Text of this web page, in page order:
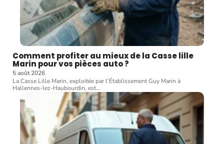
Comment profiter au mieux de la Casse lille
Marin pour vos pièces auto ?
5 août 2026
La Casse Lille Marin, exploitée par l'Établissement Guy Marin à
Hallennes-lez-Haubourdin, est…